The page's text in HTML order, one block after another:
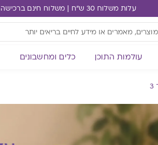
עלות משלוח 30 ש"ח | משלוח חינם ברכישה מעל 249 ₪
עולמות התוכן כלים ומחשבונים